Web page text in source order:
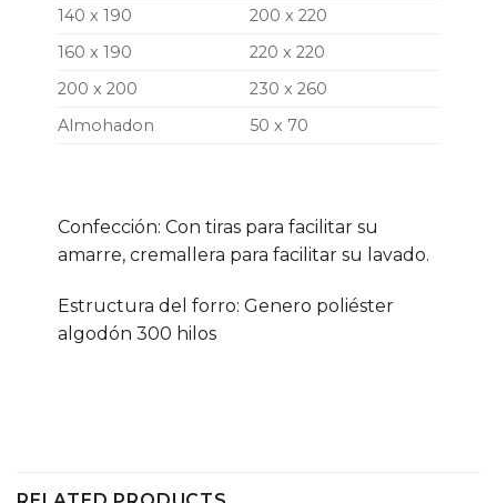
140 x 190
200 x 220
160 x 190
220 x 220
200 x 200
230 x 260
Almohadon
50 x 70
Confección: Con tiras para facilitar su
amarre, cremallera para facilitar su lavado.
Estructura del forro: Genero poliéster
algodón 300 hilos